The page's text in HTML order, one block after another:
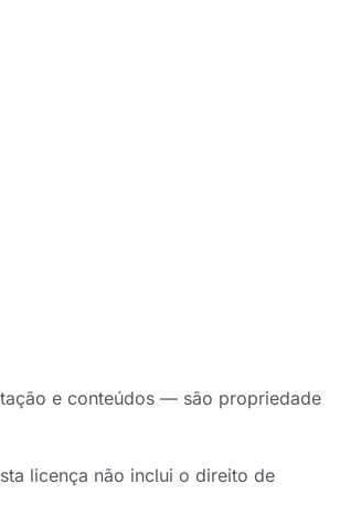
e conteúdos — são propriedade
licença não inclui o direito de